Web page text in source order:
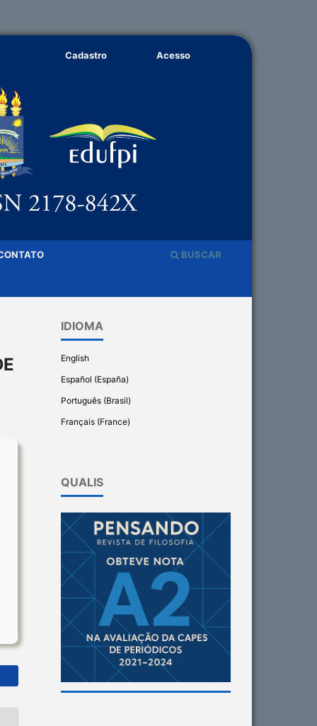
BUSCAR
Cadastro Acesso
IDIOMA
English
Español (España)
Português (Brasil)
Français (France)
QUALIS